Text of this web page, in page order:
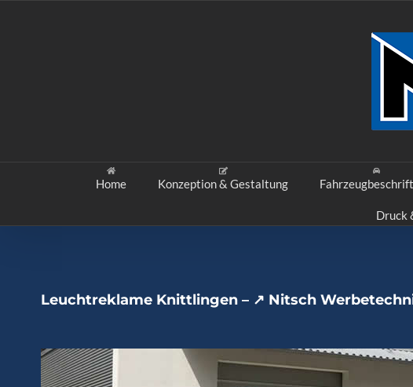
Home Konzeption & Gestaltung
Druck
Leuchtreklame Knittlingen – ↗️ Nitsch